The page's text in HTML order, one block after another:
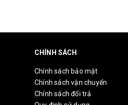
CHÍNH SÁCH
Chính sách bảo mật
Chính sách vận chuyển
Chính sách đổi trả